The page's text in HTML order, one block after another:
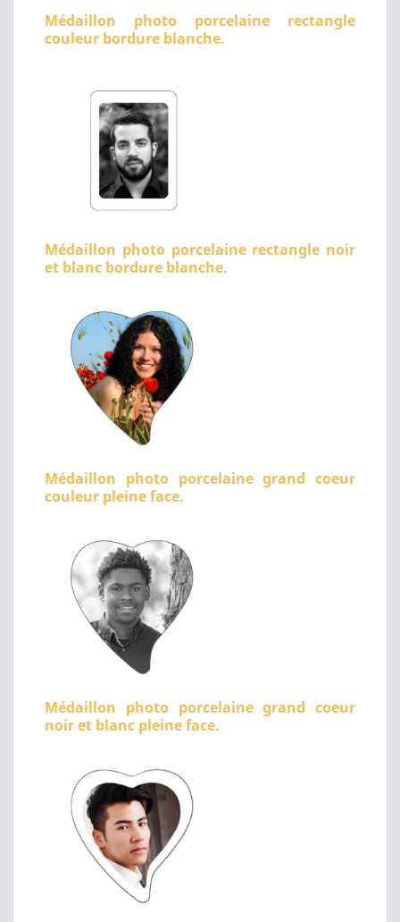
Médaillon photo porcelaine rectangle
couleur bordure blanche.
Médaillon photo porcelaine rectangle noir
et blanc bordure blanche.
Médaillon photo porcelaine grand coeur
couleur pleine face.
Médaillon photo porcelaine grand coeur
noir et blanc pleine face.